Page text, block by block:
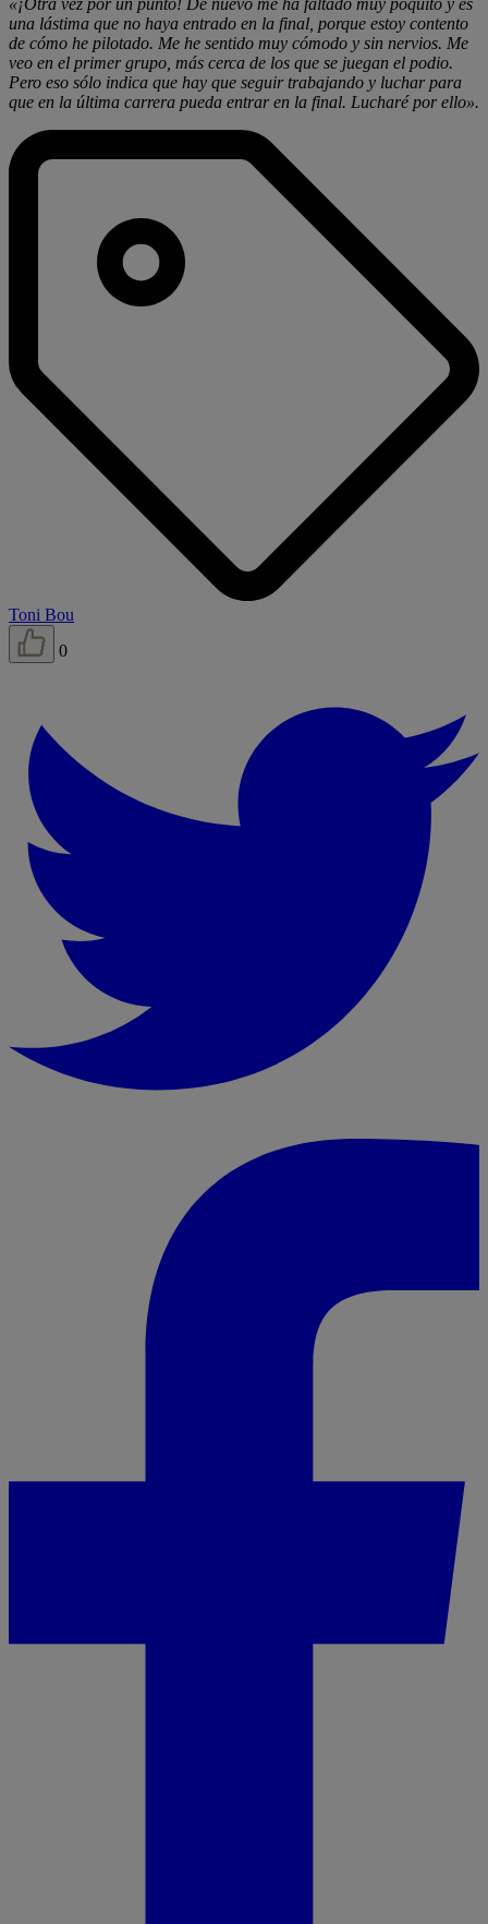
«¡Otra vez por un punto! De nuevo me ha faltado muy poquito y es
una lástima que no haya entrado en la final, porque estoy contento
de cómo he pilotado. Me he sentido muy cómodo y sin nervios. Me
veo en el primer grupo, más cerca de los que se juegan el podio.
Pero eso sólo indica que hay que seguir trabajando y luchar para
que en la última carrera pueda entrar en la final. Lucharé por ello».
Toni Bou
0